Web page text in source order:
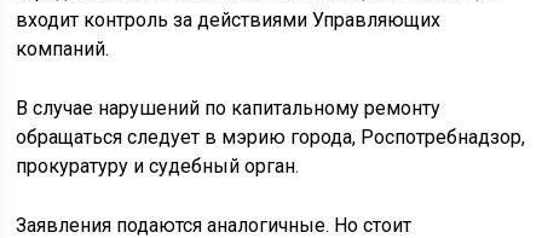
входит контроль за действиями Управляющих
компаний.
В случае нарушений по капитальному ремонту
обращаться следует в мэрию города, Роспотребнадзор,
прокуратуру и судебный орган.
Заявления подаются аналогичные. Но стоит